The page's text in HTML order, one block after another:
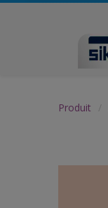
Produit